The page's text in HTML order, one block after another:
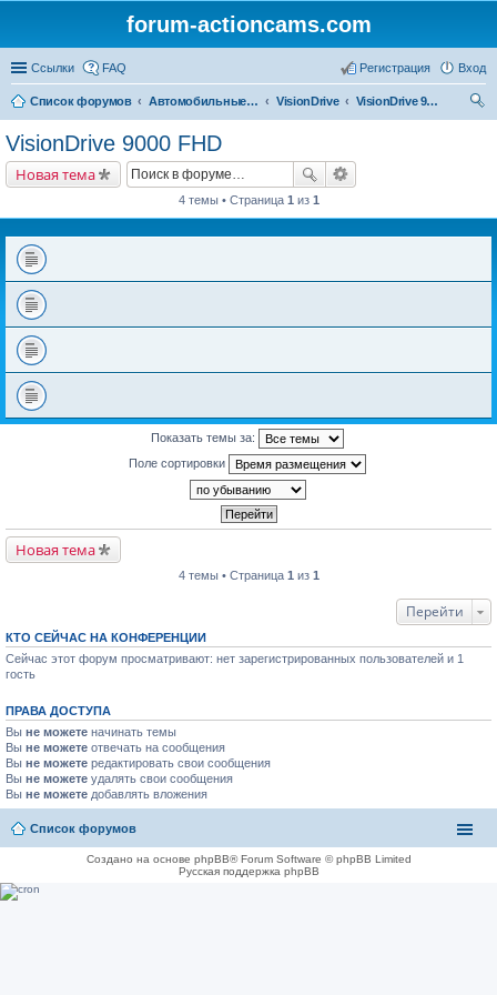
forum-actioncams.com
Ссылки FAQ Вход
Регистрация
Список форумов Автомобильные видеорегистраторы VisionDrive
VisionDrive 9000 FHD
VisionDrive 9000 FHD
Новая тема
4 темы • Страница 1 из 1
Показать темы за:
Поле сортировки
Новая тема
4 темы • Страница 1 из 1
Перейти
КТО СЕЙЧАС НА КОНФЕРЕНЦИИ
Сейчас этот форум просматривают: нет зарегистрированных пользователей и 1
гость
ПРАВА ДОСТУПА
Вы не можете начинать темы
Вы не можете отвечать на сообщения
Вы не можете редактировать свои сообщения
Вы не можете удалять свои сообщения
Вы не можете добавлять вложения
Список форумов
Создано на основе phpBB® Forum Software © phpBB Limited
Русская поддержка phpBB